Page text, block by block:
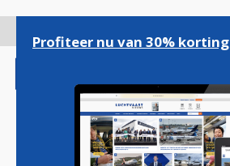
gaan
Profiteer nu van 30% korting